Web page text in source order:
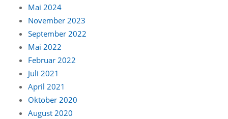
Mai 2024
November 2023
September 2022
Mai 2022
Februar 2022
Juli 2021
April 2021
Oktober 2020
August 2020